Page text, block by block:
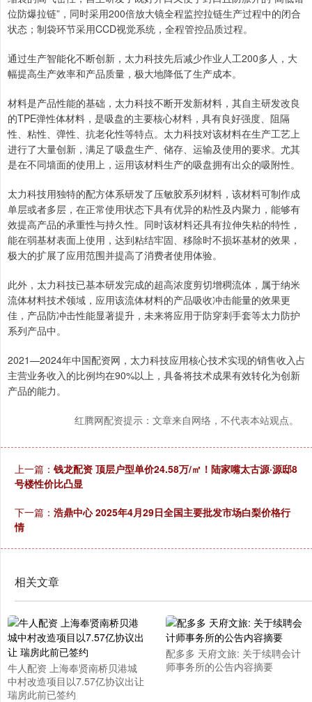
位防爆拉链”，同时采用200倍放大镜全程监控拉链生产过程中的闭合
状态；制袋环节采用CCD视觉系统，全程管控品质过程。
通过生产智能化不断创新，太力科技先后减少作业人工200多人，大
幅提高生产效率和产品质量，极大地降低了生产成本。
材料是产品性能的基础，太力科技不断开发新材料，其自主研发改良
的TPE弹性体材料，是吸盘的主要核心材料，具有良好强度、阻隔
性、粘性、弹性、抗老化性等特点。太力科技对该材料在生产工艺上
进行了大量创新，满足了吸盘生产、储存、运输及使用的要求。尤其
是在不同墙面的使用上，运用该材料生产的吸盘拥有出众的吸附性。
太力科技用独特的配方体系研发了压敏胶系列材料，该材料可制作成
单层或者多层，在正常使用状态下具有优异的粘性及内聚力，能够有
效提高产品的承重性与持久性。同时该材料还具有拉伸失粘的特性，
能在弱基材表面上使用，达到粘结牢固、移除时不损坏基材的效果，
极大的扩展了应用范围并提高了消费者使用体验。
此外，太力科技已基本研发完成的超高浓度剪切增稠流体，属于纳米
流体材料技术领域，应用该流体材料的产品吸收冲击能量的效果更
佳，产品防冲击性能显著提升，未来将应用于防穿刺手套等太力防护
系列产品中。
2021—2024年中国配资网，太力科技应用核心技术实现的销售收入占
主营业务收入的比例均在90%以上，具备将技术成果有效转化为创新
产品的能力。
红腾网配资提示：文章来自网络，不代表本站观点。
上一篇： 钱龙配资 顶层户型单价24.58万/㎡！陆家嘴太古源·源邸8
号楼性价比凸显
下一篇： 浩鼎中心 2025年4月29日全国主要批发市场白梨价格行
情
相关文章
牛人配资 上海奉贤南桥贝港城
中村改造项目以7.57亿协议出让
瑞房此前已签约
配多多 天府文旅: 关于续聘会计
师事务所的公告内容摘要